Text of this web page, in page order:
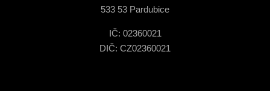
533 53 Pardubice
IČ: 02360021
DIČ: CZ02360021